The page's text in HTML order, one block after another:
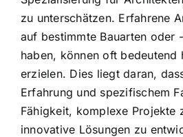
zu unterschätzen. Erfahrene
auf bestimmte Bauarten oder
haben, können oft bedeutend
erzielen. Dies liegt daran,
Erfahrung und spezifischem
Fähigkeit, komplexe Projekte
innovative Lösungen zu